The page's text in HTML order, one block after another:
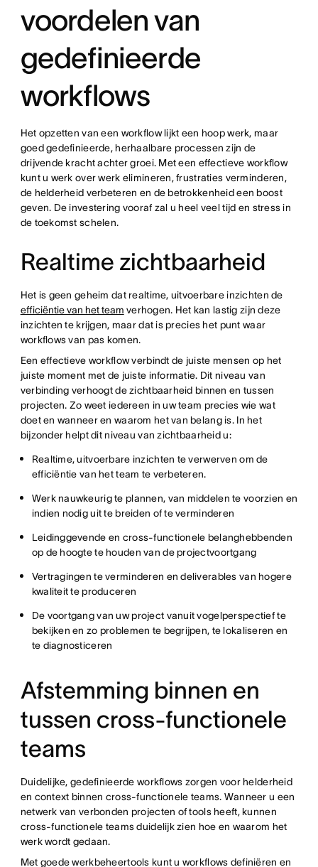
voordelen van
gedefinieerde
workflows
Het opzetten van een workflow lijkt een hoop werk, maar
goed gedefinieerde, herhaalbare processen zijn de
drijvende kracht achter groei. Met een effectieve workflow
kunt u werk over werk elimineren, frustraties verminderen,
de helderheid verbeteren en de betrokkenheid een boost
geven. De investering vooraf zal u heel veel tijd en stress in
de toekomst schelen.
Realtime zichtbaarheid
Het is geen geheim dat realtime, uitvoerbare inzichten de
efficiëntie van het team verhogen. Het kan lastig zijn deze
inzichten te krijgen, maar dat is precies het punt waar
workflows van pas komen.
Een effectieve workflow verbindt de juiste mensen op het
juiste moment met de juiste informatie. Dit niveau van
verbinding verhoogt de zichtbaarheid binnen en tussen
projecten. Zo weet iedereen in uw team precies wie wat
doet en wanneer en waarom het van belang is. In het
bijzonder helpt dit niveau van zichtbaarheid u:
Realtime, uitvoerbare inzichten te verwerven om de
efficiëntie van het team te verbeteren.
Werk nauwkeurig te plannen, van middelen te voorzien en
indien nodig uit te breiden of te verminderen
Leidinggevende en cross-functionele belanghebbenden
op de hoogte te houden van de projectvoortgang
Vertragingen te verminderen en deliverables van hogere
kwaliteit te produceren
De voortgang van uw project vanuit vogelperspectief te
bekijken en zo problemen te begrijpen, te lokaliseren en
te diagnosticeren
Afstemming binnen en
tussen cross-functionele
teams
Duidelijke, gedefinieerde workflows zorgen voor helderheid
en context binnen cross-functionele teams. Wanneer u een
netwerk van verbonden projecten of tools heeft, kunnen
cross-functionele teams duidelijk zien hoe en waarom het
werk wordt gedaan.
Met goede werkbeheertools kunt u workflows definiëren en